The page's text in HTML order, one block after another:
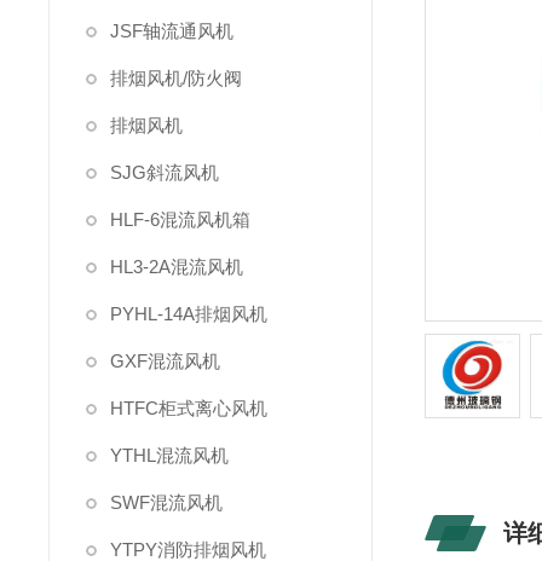
JSF轴流通风机
排烟风机/防火阀
排烟风机
SJG斜流风机
HLF-6混流风机箱
HL3-2A混流风机
PYHL-14A排烟风机
GXF混流风机
HTFC柜式离心风机
YTHL混流风机
SWF混流风机
YTPY消防排烟风机
详